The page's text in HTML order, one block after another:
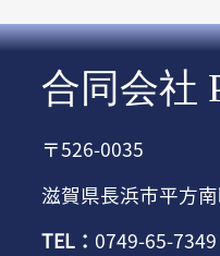
合同会社
〒526-0035
滋賀県長浜市平方
TEL： 0749-65-7349